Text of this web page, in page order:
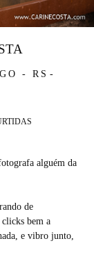
- RS
alguém da
de
bem a
e vibro junto,